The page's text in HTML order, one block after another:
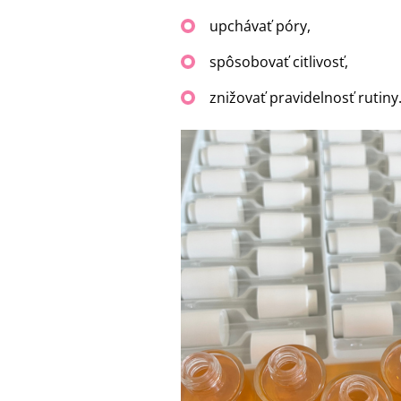
upchávať póry,
spôsobovať citlivosť,
znižovať pravidelnosť rutiny.